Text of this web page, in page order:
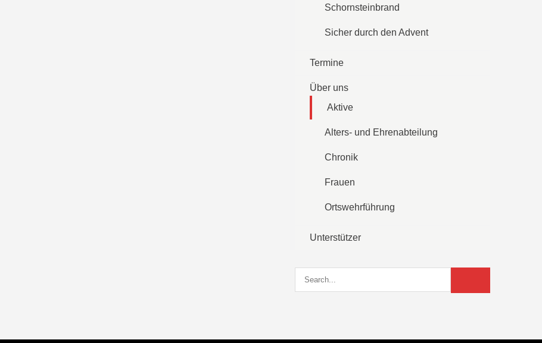
Schornsteinbrand
Sicher durch den Advent
Termine
Über uns
Aktive
Alters- und Ehrenabteilung
Chronik
Frauen
Ortswehrführung
Unterstützer